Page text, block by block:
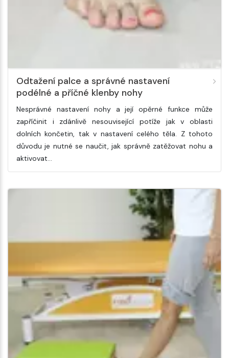
Odtažení palce a správné nastavení
podélné a příčné klenby nohy
Nesprávné nastavení nohy a její opěrné funkce může
zapříčinit i zdánlivě nesouvisející potíže jak v oblasti
dolních končetin, tak v nastavení celého těla. Z tohoto
důvodu je nutné se naučit, jak správně zatěžovat nohu a
aktivovat…